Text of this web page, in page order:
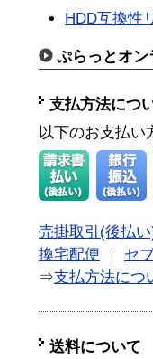
HDD互換性
ぷらっとオ
支払方法につ
以下のお支払い
売掛取引(後払
換宅配便 ｜ セ
⇒支払方法につ
送料について